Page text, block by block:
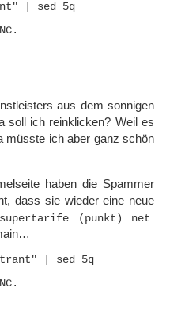
| sed 5q
aus dem sonnigen
soll ich reinklicken? Weil es
müsste ich aber ganz schön
haben die Spammer
dass sie wieder eine neue
supertarife (punkt) net
| sed 5q